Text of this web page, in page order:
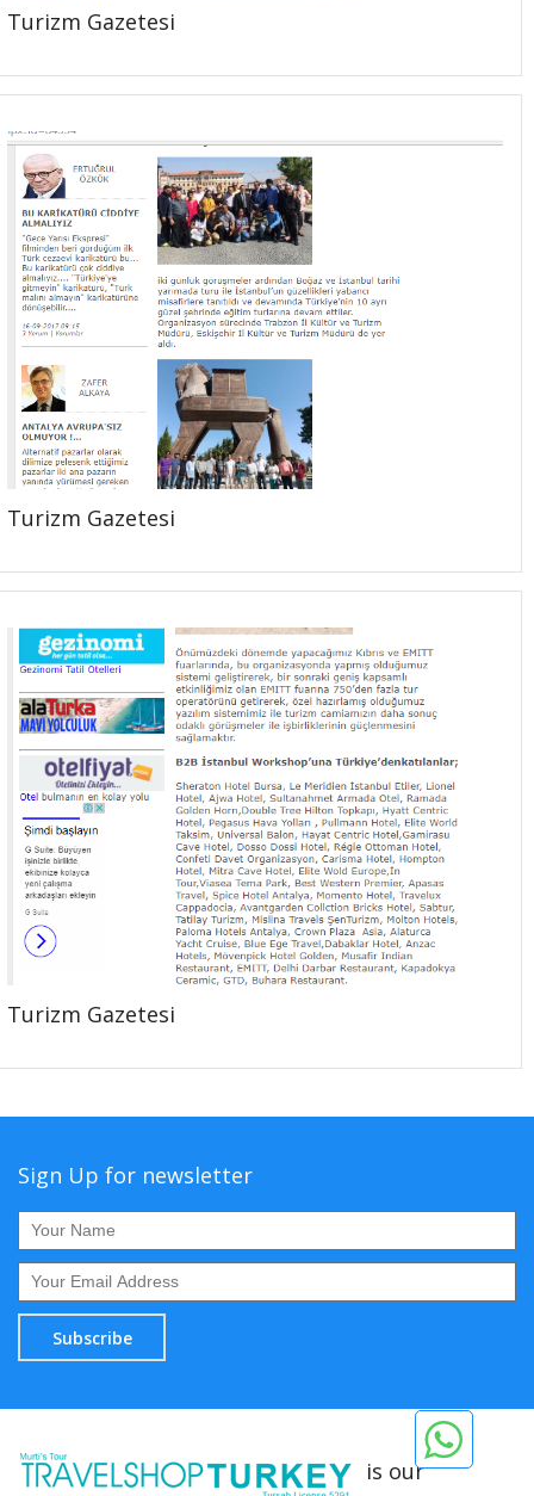
Turizm Gazetesi
Turizm Gazetesi
Turizm Gazetesi
Sign Up for newsletter
Subscribe
is our